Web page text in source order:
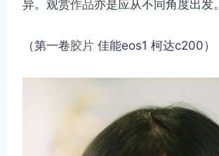
异。观赏作品亦是应从不同角度出发。
（第一卷胶片 佳能eos1 柯达c200）